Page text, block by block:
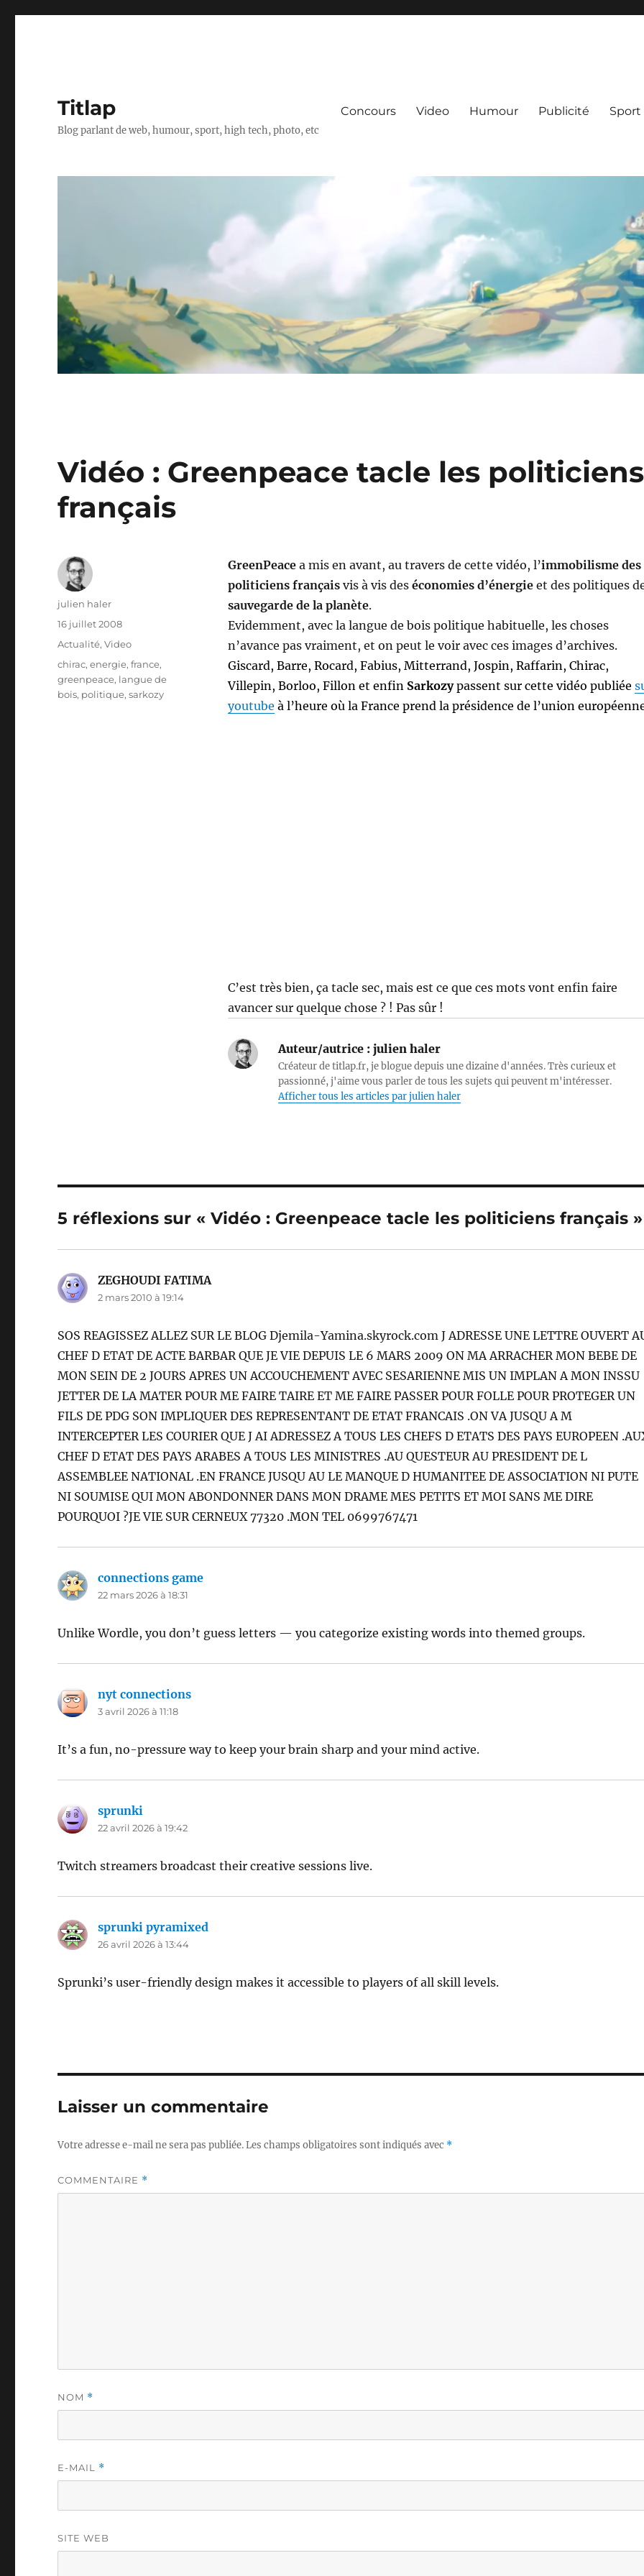
Titlap
Blog parlant de web, humour, sport, high tech, photo, etc
Concours Video Humour Publicité Sport
Vidéo : Greenpeace tacle les politiciens
français
GreenPeace a mis en avant, au travers de cette vidéo, l’immobilisme des
politiciens françaisvis à vis des économies d’énergieet des politiques
sauvegarde de la planète.
Evidemment, avec la langue de bois politique habituelle, les choses
n’avance pas vraiment, et on peut le voir avec ces images d’archives.
Giscard, Barre, Rocard, Fabius, Mitterrand, Jospin, Raffarin, Chirac,
Villepin, Borloo, Fillon et enfin Sarkozypassent sur cette vidéo publiée
youtube à l’heure où la France prend la présidence de l’union
C’est très bien, ça tacle sec, mais est ce que ces mots vont enfin faire
avancer sur quelque chose ? ! Pas sûr !
Auteur/autrice :julien haler
Créateur de titlap.fr, je blogue depuis une dizaine d'années. Très curieux et
passionné, j'aime vous parler de tous les sujets qui peuvent m'intéresser.
Afficher tous les articles par julien haler
Auteur
julien haler
Publié
16 juillet 2008
Catégories
Actualité,Video
Étiquettes
chirac,energie,france,
greenpeace, langue de
bois, politique,sarkozy
5 réflexions sur « Vidéo : Greenpeace tacle les politiciens français »
ZEGHOUDI FATIMAdit :
2 mars 2010 à 19:14
SOS REAGISSEZ ALLEZ SUR LE BLOG Djemila-Yamina.skyrock.com J ADRESSE UNE LETTRE OUVERT
CHEF D ETAT DE ACTE BARBAR QUE JE VIE DEPUIS LE 6 MARS 2009 ON MA ARRACHER MON BEBE DE
MON SEIN DE 2 JOURS APRES UN ACCOUCHEMENT AVEC SESARIENNE MIS UN IMPLAN A MON INSSU
JETTER DE LA MATER POUR ME FAIRE TAIRE ET ME FAIRE PASSER POUR FOLLE POUR PROTEGER UN
FILS DE PDG SON IMPLIQUER DES REPRESENTANT DE ETAT FRANCAIS .ON VA JUSQU A M
INTERCEPTER LES COURIER QUE J AI ADRESSEZ A TOUS LES CHEFS D ETATS DES PAYS EUROPEEN
CHEF D ETAT DES PAYS ARABES A TOUS LES MINISTRES .AU QUESTEUR AU PRESIDENT DE L
ASSEMBLEE NATIONAL .EN FRANCE JUSQU AU LE MANQUE D HUMANITEE DE ASSOCIATION NI PUTE
NI SOUMISE QUI MON ABONDONNER DANS MON DRAME MES PETITS ET MOI SANS ME DIRE
POURQUOI ?JE VIE SUR CERNEUX 77320 .MON TEL 0699767471
connections game
22 mars 2026 à 18:31
Unlike Wordle, you don’t guess letters — you categorize existing words into themed groups.
nyt connections
3 avril 2026 à 11:18
It’s a fun, no-pressure way to keep your brain sharp and your mind active.
sprunki
22 avril 2026 à 19:42
Twitch streamers broadcast their creative sessions live.
sprunki pyramixed
26 avril 2026 à 13:44
Sprunki’s user-friendly design makes it accessible to players of all skill levels.
Laisser un commentaire
Votre adresse e-mail ne sera pas publiée.Les champs obligatoires sont indiqués avec *
COMMENTAIRE *
NOM *
E-MAIL *
SITE WEB